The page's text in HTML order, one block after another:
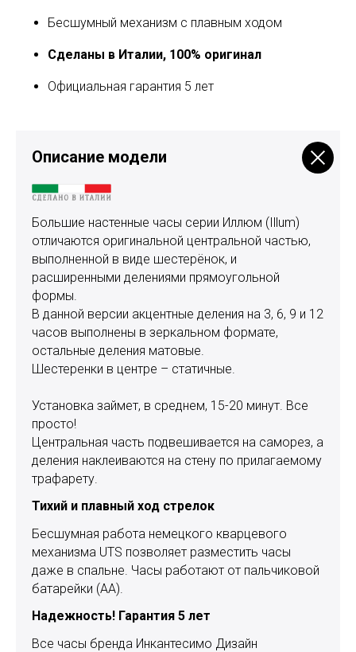
Бесшумный механизм с плавным ходом
Сделаны в Италии, 100% оригинал
Официальная гарантия 5 лет
Описание модели
Большие настенные часы серии Иллюм (Illum)
отличаются оригинальной центральной частью,
выполненной в виде шестерёнок, и
расширенными делениями прямоугольной
формы.
В данной версии акцентные деления на 3, 6, 9 и 12
часов выполнены в зеркальном формате,
остальные деления матовые.
Шестеренки в центре – статичные.
Установка займет, в среднем, 15-20 минут. Все
просто!
Центральная часть подвешивается на саморез, а
деления наклеиваются на стену по прилагаемому
трафарету.
Тихий и плавный ход стрелок
Бесшумная работа немецкого кварцевого
механизма UTS позволяет разместить часы
даже в спальне. Часы работают от пальчиковой
батарейки (АА).
Надежность! Гарантия 5 лет
Все часы бренда Инкантесимо Дизайн